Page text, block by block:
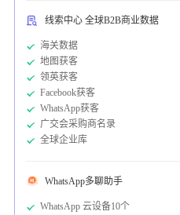
线索中心 全球B2B商业数据
海关数据
地图获客
领英获客
Facebook获客
WhatsApp获客
广交会采购商名录
全球企业库
WhatsApp多聊助手
WhatsApp 云设备10个